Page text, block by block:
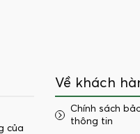
của
Về khách
Chính sách
thông tin